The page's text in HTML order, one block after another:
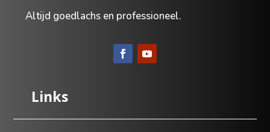
Altijd goedlachs en professioneel.
Links